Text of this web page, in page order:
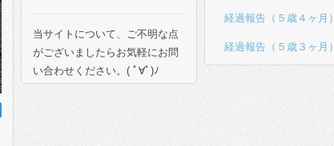
経過報告（５歳４ヶ月）
経過報告（５歳３ヶ月）
当サイトについて、ご不明な点
がございましたらお気軽にお問
い合わせください。( ﾟ∀ﾟ)ﾉ